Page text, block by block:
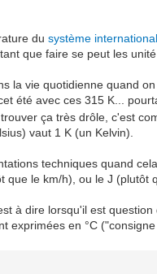
dusystème
que faire se peut les
la vie quotidienne quand
été avec ces 315 K...
ça très drôle, c'est
vaut 1 K (un Kelvin).
techniques quand
le km/h), ou le J (plutôt
à dire lorsqu'il est
en °C